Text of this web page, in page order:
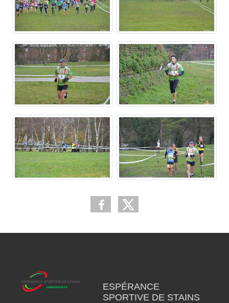
ESPÉRANCE
SPORTIVE DE STAINS